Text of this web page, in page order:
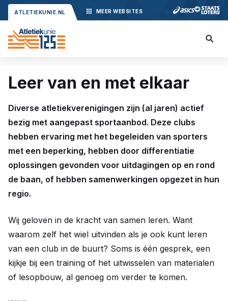
ATLETIEKUNIE.NL MEER WEBSITES
Leer van en met elkaar
Diverse atletiekverenigingen zijn (al jaren) actief
bezig met aangepast sportaanbod. Deze clubs
hebben ervaring met het begeleiden van sporters
met een beperking, hebben door differentiatie
oplossingen gevonden voor uitdagingen op en rond
de baan, of hebben samenwerkingen opgezet in hun
regio.
Wij geloven in de kracht van samen leren. Want
waarom zelf het wiel uitvinden als je ook kunt leren
van een club in de buurt? Soms is één gesprek, een
kijkje bij een training of het uitwisselen van materialen
of lesopbouw, al genoeg om verder te komen.